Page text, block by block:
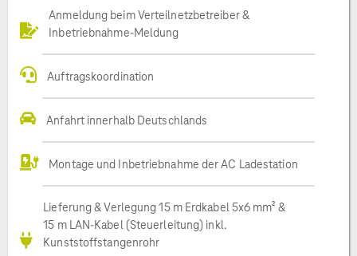
Anmeldung beim Verteilnetzbetreiber &
Inbetriebnahme-Meldung
Auftragskoordination
Anfahrt innerhalb Deutschlands
Montage und Inbetriebnahme der AC Ladestation
Lieferung & Verlegung 15 m Erdkabel 5x6 mm² &
15 m LAN-Kabel (Steuerleitung) inkl.
Kunststoffstangenrohr